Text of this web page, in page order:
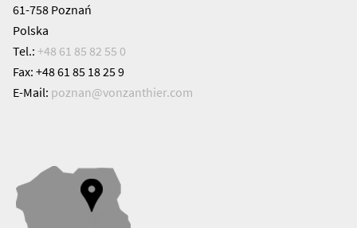
61-758 Poznań
Polska
Tel.: +48 61 85 82 55 0
Fax: +48 61 85 18 25 9
E-Mail: poznan@vonzanthier.com